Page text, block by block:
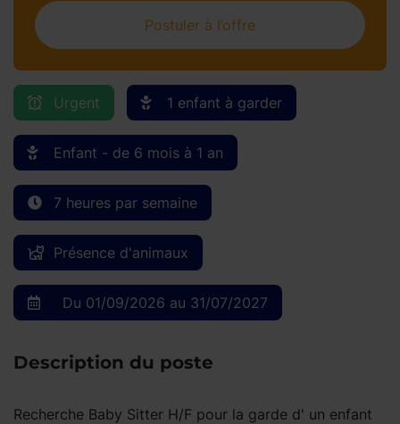
Urgent 1 enfant à garder
Enfant - de 6 mois à 1 an
7 heures par semaine
Présence d'animaux
Du 01/09/2026 au 31/07/2027
Description du poste
Recherche Baby Sitter H/F pour la garde d' un enfant
Postuler à l’offre